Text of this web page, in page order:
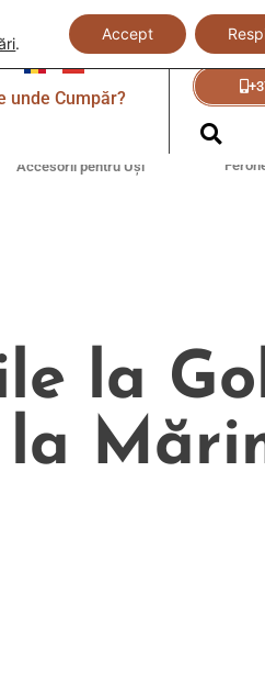
unde Cumpăr?
Accesorii pentru Uși
la
.
Accept